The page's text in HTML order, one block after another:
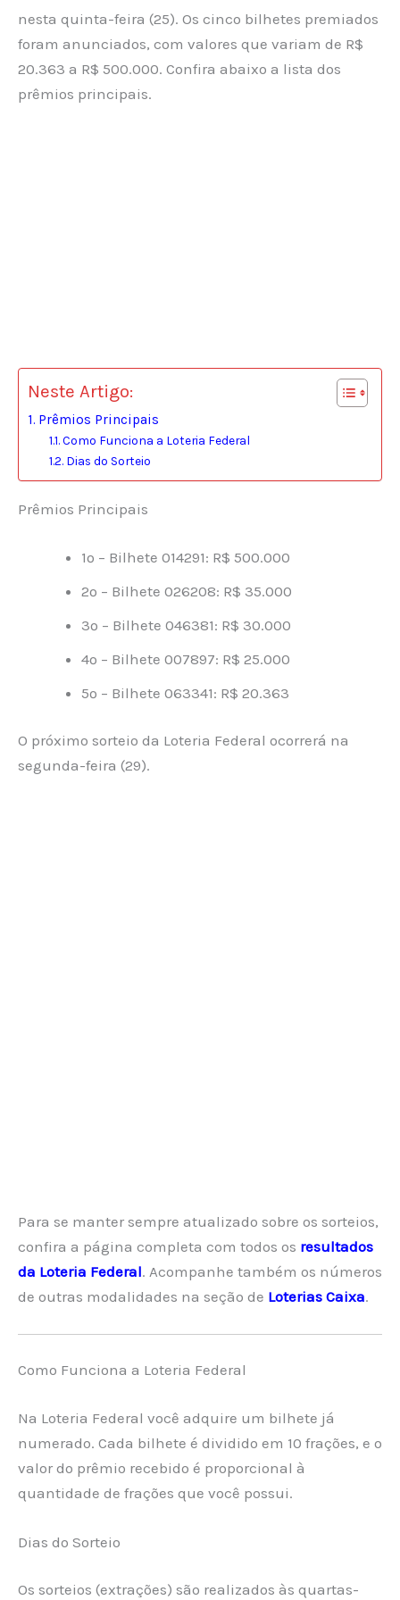
nesta quinta-feira (25). Os cinco bilhetes premiados
foram anunciados, com valores que variam de R$
20.363 a R$ 500.000. Confira abaixo a lista dos
prêmios principais.
Neste Artigo:
Prêmios Principais
Como Funciona a Loteria Federal
Dias do Sorteio
Prêmios Principais
1º – Bilhete 014291: R$ 500.000
2º – Bilhete 026208: R$ 35.000
3º – Bilhete 046381: R$ 30.000
4º – Bilhete 007897: R$ 25.000
5º – Bilhete 063341: R$ 20.363
O próximo sorteio da Loteria Federal ocorrerá na
segunda-feira (29).
Para se manter sempre atualizado sobre os sorteios,
confira a página completa com todos os resultados
da Loteria Federal. Acompanhe também os números
de outras modalidades na seção de Loterias Caixa.
Como Funciona a Loteria Federal
Na Loteria Federal você adquire um bilhete já
numerado. Cada bilhete é dividido em 10 frações, e o
valor do prêmio recebido é proporcional à
quantidade de frações que você possui.
Dias do Sorteio
Os sorteios (extrações) são realizados às quartas-